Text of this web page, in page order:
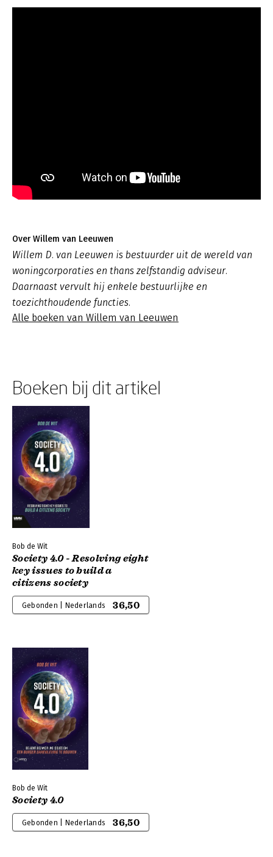
Over Willem van Leeuwen
Willem D. van Leeuwen is bestuurder uit de wereld van
woningcorporaties en thans zelfstandig adviseur.
Daarnaast vervult hij enkele bestuurlijke en
toezichthoudende functies.
Alle boeken van Willem van Leeuwen
Boeken bij dit artikel
Bob de Wit
Society 4.0 - Resolving eight
key issues to build a
citizens society
Gebonden | Nederlands 36,50
Bob de Wit
Society 4.0
Gebonden | Nederlands 36,50